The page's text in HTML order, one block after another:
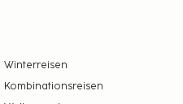
Winterreisen
Kombinationsreisen